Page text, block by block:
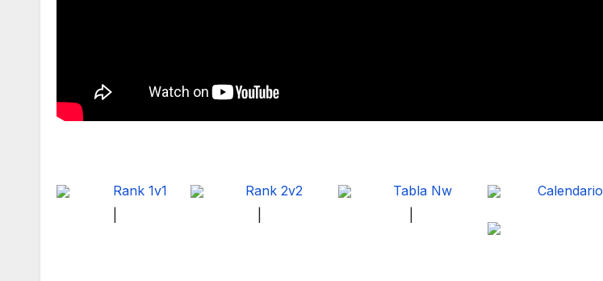
Rank 1v1
Rank 2v2
Tabla Nw
Calendario